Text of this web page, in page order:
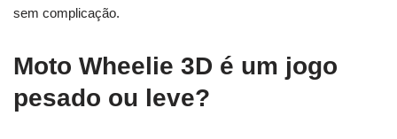
sem complicação.
Moto Wheelie 3D é um jogo
pesado ou leve?